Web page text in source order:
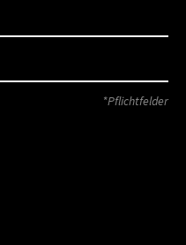
*Pflichtfelder